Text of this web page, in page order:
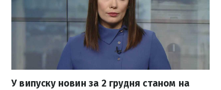
У випуску новин за 2 грудня станом на